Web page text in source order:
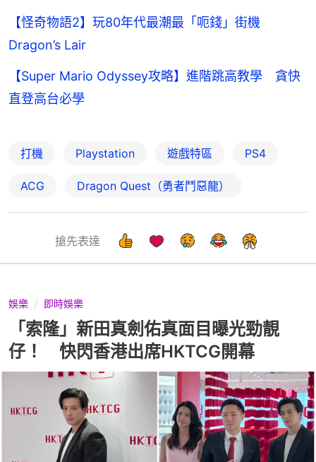
【怪奇物語2】玩80年代最潮最「呃錢」街機
Dragon’s Lair
【Super Mario Odyssey攻略】進階跳高教學 貪快
直登高台必學
打機 Playstation 遊戲特區 PS4
ACG Dragon Quest（勇者鬥惡龍）
搶先表達
娛樂 即時娛樂
「索隆」新田真劍佑真面目曝光勁靚
仔！ 快閃香港出席HKTCG開幕